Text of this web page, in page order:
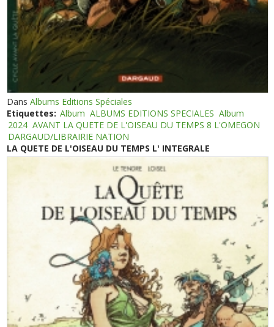
DansAlbums Editions Spéciales
Etiquettes: Album ALBUMS EDITIONS SPECIALES Album
2024 AVANT LA QUETE DE L'OISEAU DU TEMPS 8 L'OMEGON
DARGAUD/LIBRAIRIE NATION
LA QUETE DE L'OISEAU DU TEMPS L' INTEGRALE